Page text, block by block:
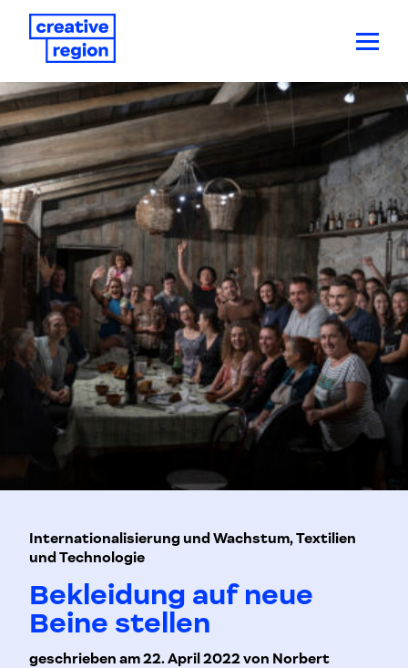
Internationalisierung und Wachstum, Textilien
und Technologie
Bekleidung auf neue
Beine stellen
geschrieben am 22. April 2022 von Norbert